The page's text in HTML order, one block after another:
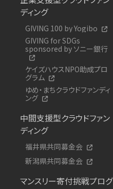
ディング
GIVING 100 by Yogibo
GIVING for SDGs
sponsored by ソニー銀行
ケイズハウスNPO助成プロ
グラム
ゆめ・まちクラウドファンディ
ング
中間支援型クラウドファン
ディング
福井県共同募金会
新潟県共同募金会
マンスリー寄付挑戦プログ